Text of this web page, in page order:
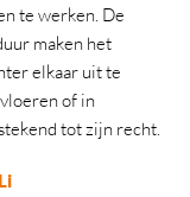
te werken. De
maken het
elkaar uit te
of in
tot zijn recht.